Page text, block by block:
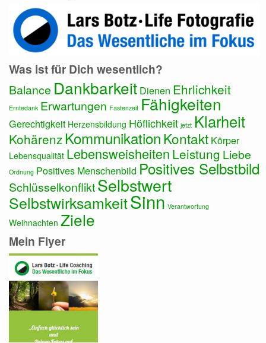
Was ist für Dich wesentlich?
Balance Dankbarkeit Dienen Ehrlichkeit
Erntedank Erwartungen Fastenzeit Fähigkeiten
Gerechtigkeit Herzensbildung Höflichkeit jetzt Klarheit
Kohärenz KommunikationKontakt Körper
Lebensqualität Lebensweisheiten Leistung Liebe
Ordnung Positives Menschenbild Positives Selbstbild
SchlüsselkonfliktSelbstwert
SelbstwirksamkeitSinn Verantwortung
Weihnachten Ziele
Mein Flyer